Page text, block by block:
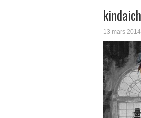
13 mars 2014